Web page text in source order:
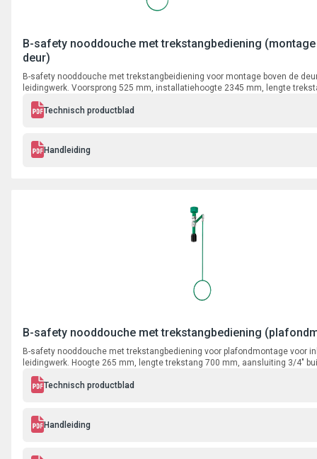
B-safety nooddouche met trekstangbediening
deur)
B-safety nooddouche met trekstangbeidiening voor montage boven de
leidingwerk. Voorsprong 525 mm, installatiehoogte 2345 mm, lengte
aansluiting 3/4" binnendraad.
Technisch productblad
Handleiding
B-safety nooddouche met trekstangbediening
B-safety nooddouche met trekstangbediening voor plafondmontage voor
leidingwerk. Hoogte 265 mm, lengte trekstang 700 mm, aansluiting 3/4"
Technisch productblad
Handleiding